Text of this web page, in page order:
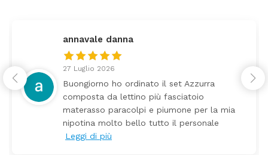
annavale danna
27 Luglio 2026
Buongiorno ho ordinato il set Azzurra
composta da lettino più fasciatoio
materasso paracolpi e piumone per la mia
nipotina molto bello tutto il personale
Leggi di più